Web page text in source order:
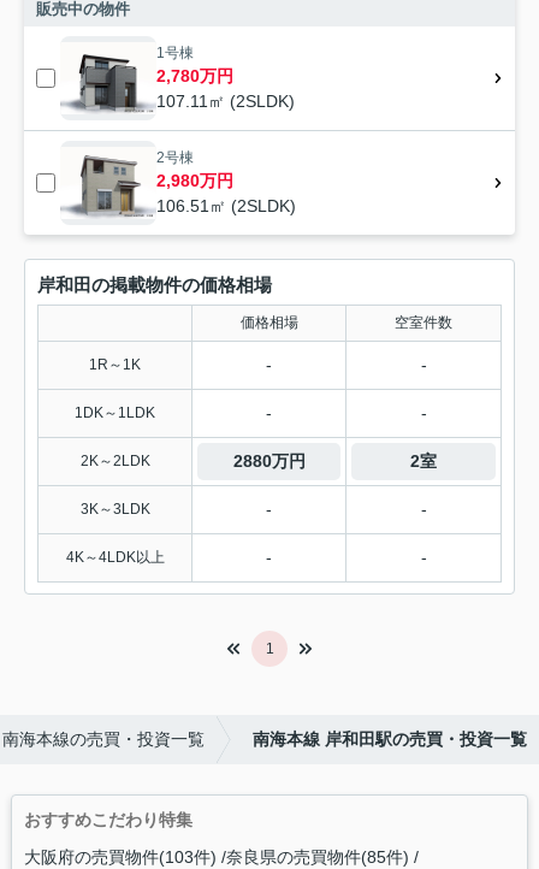
販売中の物件
1号棟
2,780万円
107.11㎡ (2SLDK)
2号棟
2,980万円
106.51㎡ (2SLDK)
岸和田の掲載物件の価格相場
価格相場 空室件数
1R～1K - -
1DK～1LDK - -
2K～2LDK 2880万円 2室
3K～3LDK - -
4K～4LDK以上 - -
1
南海本線の売買・投資一覧 南海本線 岸和田駅の売買・投資一覧
おすすめこだわり特集
大阪府の売買物件(103件) 奈良県の売買物件(85件)